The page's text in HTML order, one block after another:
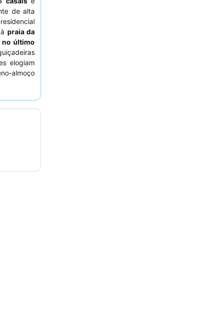
de alta
praia da
no último
elogiam
almoço
pedir um